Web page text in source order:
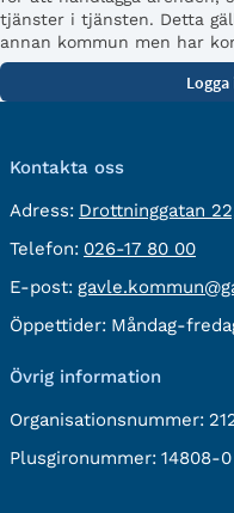
tjänster i tjänsten. Detta
annan kommun men har
Kontakta oss
Adress: besöksadress:
Drottninggatan
Telefon: Telefon:
026-17 80 00
E-post: E-
post:
Öppettider: Måndag-
Övrig information
Organisationsnummer:
Plusgironummer: 14808-0